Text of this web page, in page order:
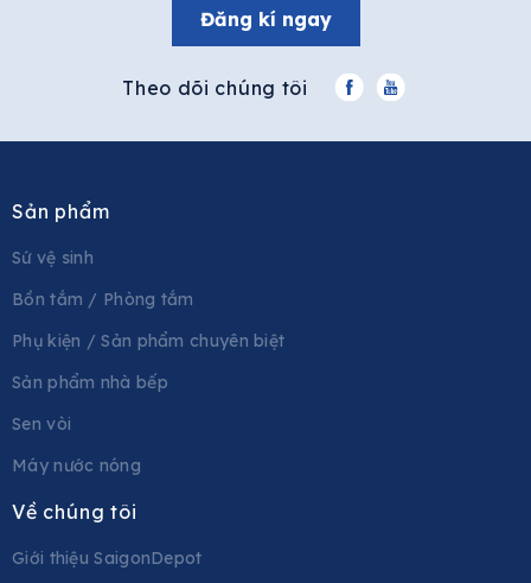
Đăng kí ngay
Theo dõi chúng tôi
Sản phẩm
Sứ vệ sinh
Bồn tắm / Phòng tắm
Phụ kiện / Sản phẩm chuyên biệt
Sản phẩm nhà bếp
Sen vòi
Máy nước nóng
Về chúng tôi
Giới thiệu SaigonDepot